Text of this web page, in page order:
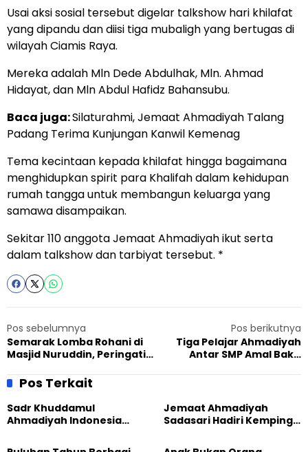
Usai aksi sosial tersebut digelar talkshow hari khilafat
yang dipandu dan diisi tiga mubaligh yang bertugas di
wilayah Ciamis Raya.
Mereka adalah Mln Dede Abdulhak, Mln. Ahmad
Hidayat, dan Mln Abdul Hafidz Bahansubu.
Baca juga:Silaturahmi, Jemaat Ahmadiyah Talang
Padang Terima Kunjungan Kanwil Kemenag
Tema kecintaan kepada khilafat hingga bagaimana
menghidupkan spirit para Khalifah dalam kehidupan
rumah tangga untuk membangun keluarga yang
samawa disampaikan.
Sekitar 110 anggota Jemaat Ahmadiyah ikut serta
dalam talkshow dan tarbiyat tersebut. *
Pos sebelumnya
Semarak Lomba Rohani di
Masjid Nuruddin, Peringati
Pos berikutnya
Tiga Pelajar Ahmadiyah
Antar SMP Amal Bakti
Cermat Tingkat Kabupaten
Pos Terkait
Sadr Khuddamul
Ahmadiyah Indonesia
Pendidikan bersama
Jemaat Ahmadiyah
Sadasari Hadiri Kemping
Majalengka